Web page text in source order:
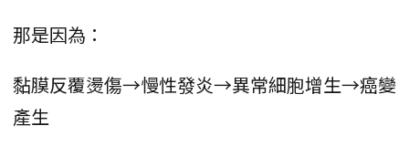
那是因為：
黏膜反覆燙傷→慢性發炎→異常細胞增生→癌變
產生